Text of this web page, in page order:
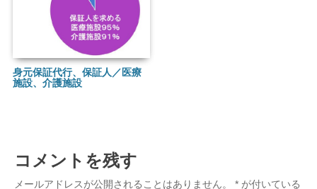
身元保証代行、保証人／医療
施設、介護施設
コメントを残す
メールアドレスが公開されることはありません。 * が付いている